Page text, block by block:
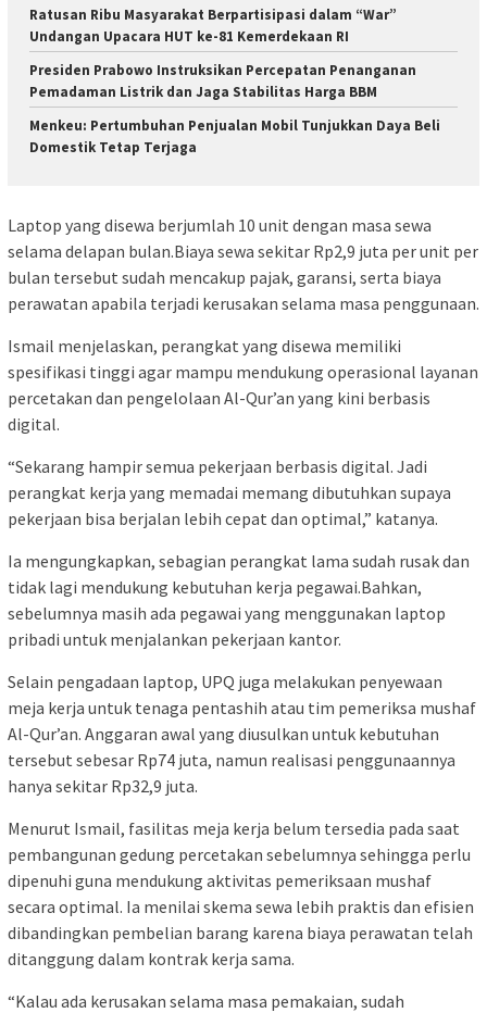
Ratusan Ribu Masyarakat Berpartisipasi dalam “War”
Undangan Upacara HUT ke-81 Kemerdekaan RI
Presiden Prabowo Instruksikan Percepatan Penanganan
Pemadaman Listrik dan Jaga Stabilitas Harga BBM
Menkeu: Pertumbuhan Penjualan Mobil Tunjukkan Daya Beli
Domestik Tetap Terjaga
Laptop yang disewa berjumlah 10 unit dengan masa sewa
selama delapan bulan.Biaya sewa sekitar Rp2,9 juta per unit per
bulan tersebut sudah mencakup pajak, garansi, serta biaya
perawatan apabila terjadi kerusakan selama masa penggunaan.
Ismail menjelaskan, perangkat yang disewa memiliki
spesifikasi tinggi agar mampu mendukung operasional layanan
percetakan dan pengelolaan Al-Qur’an yang kini berbasis
digital.
“Sekarang hampir semua pekerjaan berbasis digital. Jadi
perangkat kerja yang memadai memang dibutuhkan supaya
pekerjaan bisa berjalan lebih cepat dan optimal,” katanya.
Ia mengungkapkan, sebagian perangkat lama sudah rusak dan
tidak lagi mendukung kebutuhan kerja pegawai.Bahkan,
sebelumnya masih ada pegawai yang menggunakan laptop
pribadi untuk menjalankan pekerjaan kantor.
Selain pengadaan laptop, UPQ juga melakukan penyewaan
meja kerja untuk tenaga pentashih atau tim pemeriksa mushaf
Al-Qur’an. Anggaran awal yang diusulkan untuk kebutuhan
tersebut sebesar Rp74 juta, namun realisasi penggunaannya
hanya sekitar Rp32,9 juta.
Menurut Ismail, fasilitas meja kerja belum tersedia pada saat
pembangunan gedung percetakan sebelumnya sehingga perlu
dipenuhi guna mendukung aktivitas pemeriksaan mushaf
secara optimal. Ia menilai skema sewa lebih praktis dan efisien
dibandingkan pembelian barang karena biaya perawatan telah
ditanggung dalam kontrak kerja sama.
“Kalau ada kerusakan selama masa pemakaian, sudah